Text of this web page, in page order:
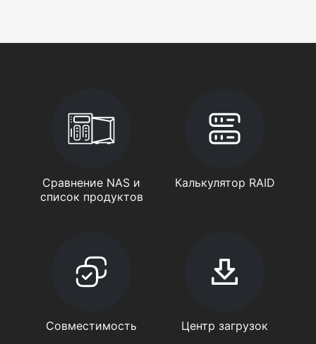
Сравнение NAS и
список продуктов
Калькулятор RAID
Совместимость Центр загрузок